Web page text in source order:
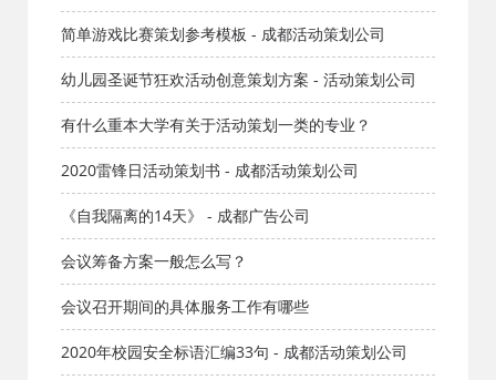
简单游戏比赛策划参考模板 - 成都活动策划公司
幼儿园圣诞节狂欢活动创意策划方案 - 活动策划公司
有什么重本大学有关于活动策划一类的专业？
2020雷锋日活动策划书 - 成都活动策划公司
《自我隔离的14天》 - 成都广告公司
会议筹备方案一般怎么写？
会议召开期间的具体服务工作有哪些
2020年校园安全标语汇编33句 - 成都活动策划公司